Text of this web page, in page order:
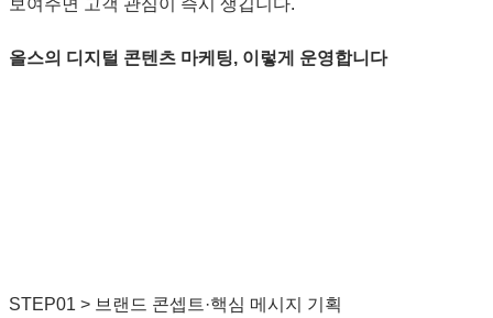
올스의 디지털 콘텐츠 마케팅, 이렇게 운영합니다
STEP01 > 브랜드 콘셉트·핵심 메시지 기획